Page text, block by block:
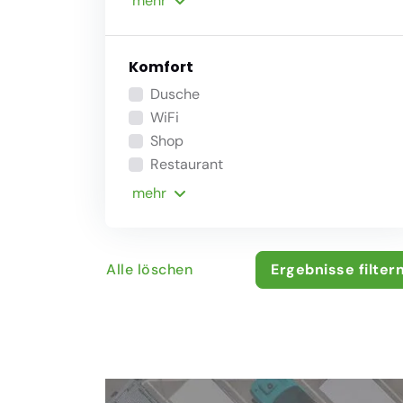
Komfort
Dusche
WiFi
Shop
Restaurant
mehr
Alle löschen Ergebnisse